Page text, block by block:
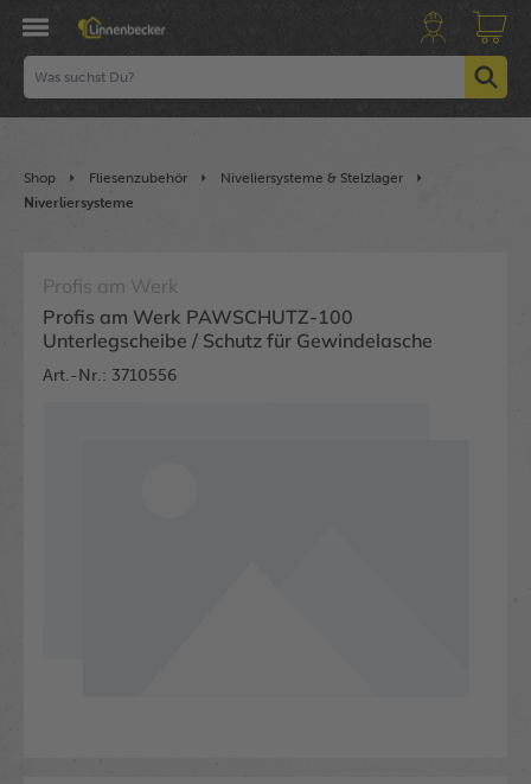
Shop Fliesenzubehör
Niveliersysteme & Stelzlager
Niverliersysteme
Profis am Werk
Profis am Werk PAWSCHUTZ-100
Unterlegscheibe / Schutz für Gewindelasche
Art.-Nr.: 3710556